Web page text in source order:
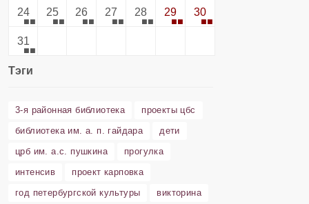
24 25 26 27 28 29 30
31
Тэги
3-я районная библиотека
проекты цбс
библиотека им. а. п. гайдара
дети
црб им. а.с. пушкина
прогулка
интенсив
проект карповка
год петербургской культуры
викторина